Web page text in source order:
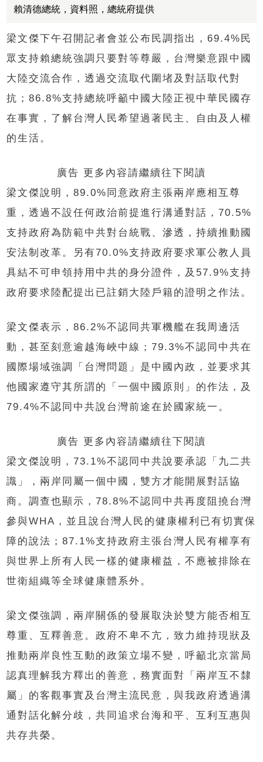
賴清德總統，資料照，總統府提供
梁文傑下午召開記者會並公布民調指出，69.4%民
眾支持賴總統強調只要對等尊嚴，台灣樂意跟中國
大陸交流合作，透過交流取代圍堵及對話取代對
抗；86.8%支持總統呼籲中國大陸正視中華民國存
在事實，了解台灣人民希望過著民主、自由及人權
的生活。
廣告 更多內容請繼續往下閱讀
梁文傑說明，89.0%同意政府主張兩岸應相互尊
重，透過不設任何政治前提進行溝通對話，70.5%
支持政府為防範中共對台統戰、滲透，持續推動國
安法制改革。另有70.0%支持政府要求軍公教人員
具結不可申領持用中共的身分證件，及57.9%支持
政府要求陸配提出已註銷大陸戶籍的證明之作法。
梁文傑表示，86.2%不認同共軍機艦在我周邊活
動，甚至刻意逾越海峽中線；79.3%不認同中共在
國際場域強調「台灣問題」是中國內政，並要求其
他國家遵守其所謂的「一個中國原則」的作法，及
79.4%不認同中共說台灣前途在於國家統一。
廣告 更多內容請繼續往下閱讀
梁文傑說明，73.1%不認同中共說要承認「九二共
識」，兩岸同屬一個中國，雙方才能開展對話協
商。調查也顯示，78.8%不認同中共再度阻撓台灣
參與WHA，並且說台灣人民的健康權利已有切實保
障的說法；87.1%支持政府主張台灣人民有權享有
與世界上所有人民一樣的健康權益，不應被排除在
世衛組織等全球健康體系外。
梁文傑強調，兩岸關係的發展取決於雙方能否相互
尊重、互釋善意。政府不卑不亢，致力維持現狀及
推動兩岸良性互動的政策立場不變，呼籲北京當局
認真理解我方釋出的善意，務實面對「兩岸互不隸
屬」的客觀事實及台灣主流民意，與我政府透過溝
通對話化解分歧，共同追求台海和平、互利互惠與
共存共榮。